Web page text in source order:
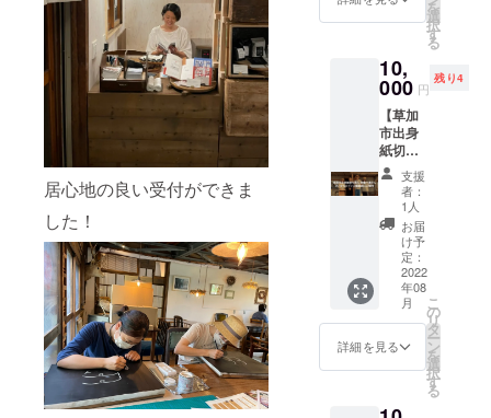
居心地の良い受付ができま
した！
せてい
※ オリ
ジナル
手ぬぐ
い、本
体：
W900×
350mm
、素
材：木
綿 ※ 1人
5口まで
購入す
ること
ができ
ます ※
支援す
ること
いレア
もので
す。 ▼
リター
ン内容
・オリ
ジナル
手ぬぐ
い1枚
（色は
選べま
せん）
・つな
ぐばオ
リジナ
ル白T
シャツ1
へ、
オープ
わせて
開発し
たさい
かちど
ブンコ
のオリ
ジナル
グッズ
をまと
めてリ
ター
ン。 お
うちで
さいか
ちどブ
ンコ気
分を満
を
選
択
す
る
10,
000 円
残り4
【草加
市出身
紙切り
芸人
林家八
楽さ
ん さ
いかち
どブン
コ落語
会にご
招待】
八幡町
の文化
につな
げる。
出身の
支援
者：
1人
お届
け予
定：
2022
年08
月
詳細を見る
こ
の
リ
タ
ー
ン
を
選
択
す
る